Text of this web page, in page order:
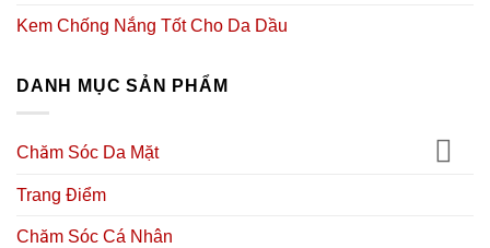
Kem Chống Nắng Tốt Cho Da Dầu
DANH MỤC SẢN PHẨM
Chăm Sóc Da Mặt
Trang Điểm
Chăm Sóc Cá Nhân